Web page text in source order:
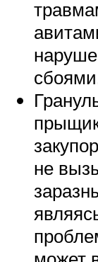
не